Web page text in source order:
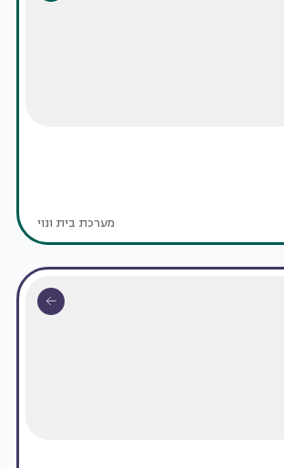
מערכת בית ונוי